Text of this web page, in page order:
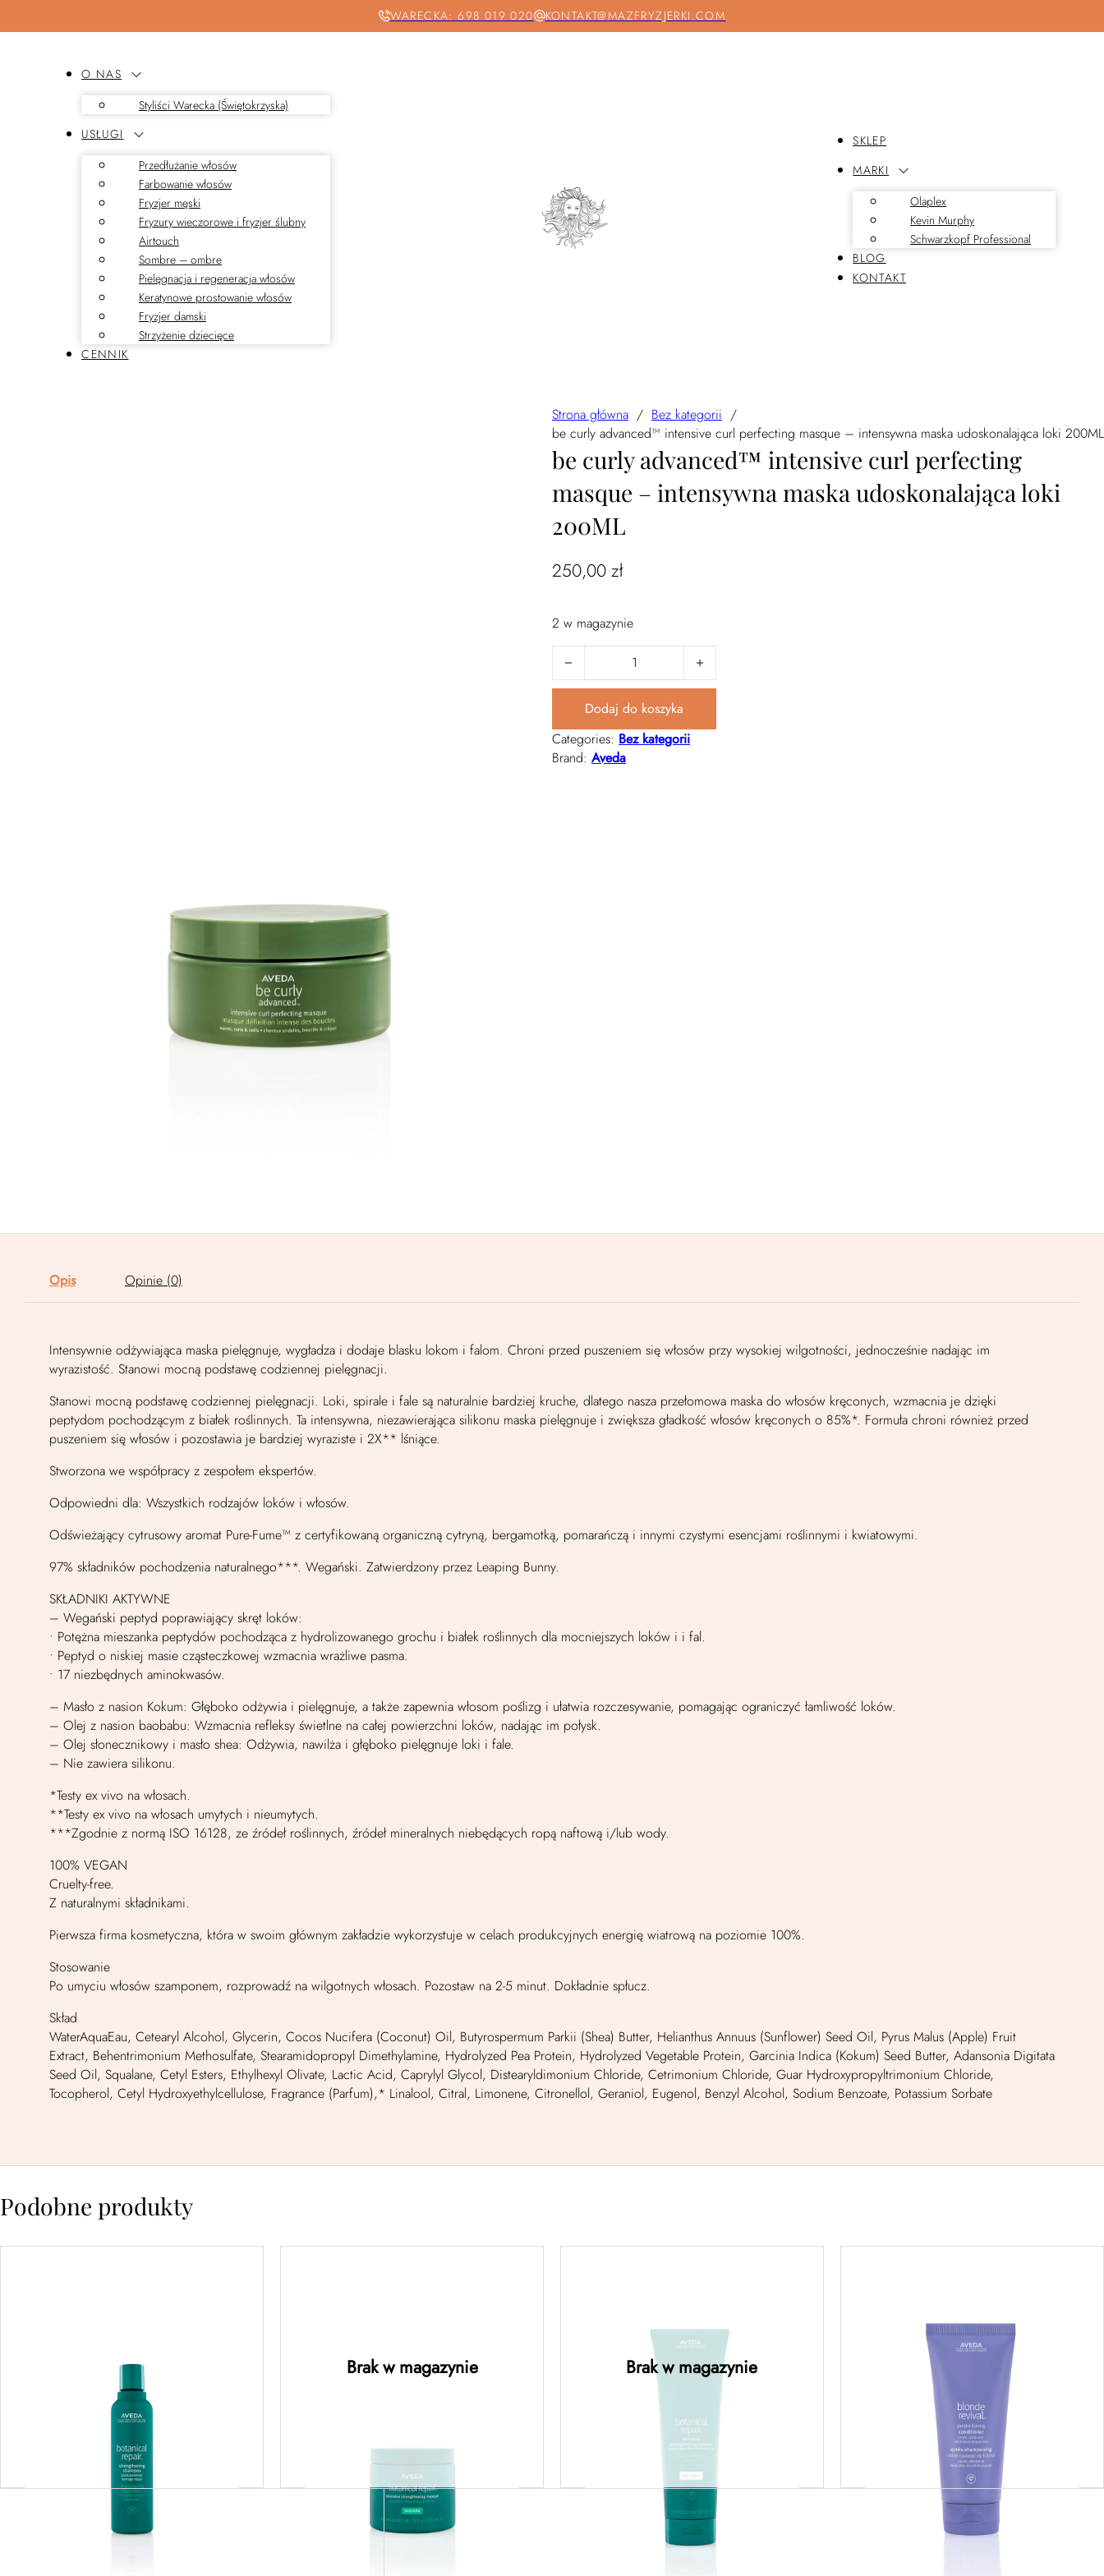
WARECKA: 698 019 020 KONTAKT@MAZFRYZJERKI.COM
O NAS
Styliści Warecka (Świętokrzyska)
USŁUGI
Przedłużanie włosów
Farbowanie włosów
Fryzjer męski
Fryzury wieczorowe i fryzjer ślubny
Airtouch
Sombre – ombre
Pielęgnacja i regeneracja włosów
Keratynowe prostowanie włosów
Fryzjer damski
Strzyżenie dziecięce
CENNIK
SKLEP
MARKI
Olaplex
Kevin Murphy
Schwarzkopf Professional
BLOG
KONTAKT
Strona główna / Bez kategorii /
be curly advanced™ intensive curl perfecting masque – intensywna maska udoskonalająca loki 200ML
be curly advanced™ intensive curl perfecting
masque – intensywna maska udoskonalająca loki
200ML
250,00zł
2 w magazynie
ilość be curly advanced™ intensive curl perfecting masque - intensywna maska udoskonalająca loki
Dodaj do koszyka
Categories: Bez kategorii
Brand: Aveda
Opis Opinie (0)
Intensywnie odżywiająca maska pielęgnuje, wygładza i dodaje blasku lokom i falom. Chroni przed puszeniem się włosów przy wysokiej wilgotności, jednocześnie nadając im
wyrazistość. Stanowi mocną podstawę codziennej pielęgnacji.
Stanowi mocną podstawę codziennej pielęgnacji. Loki, spirale i fale są naturalnie bardziej kruche, dlatego nasza przełomowa maska do włosów kręconych, wzmacnia je dzięki
peptydom pochodzącym z białek roślinnych. Ta intensywna, niezawierająca silikonu maska pielęgnuje i zwiększa gładkość włosów kręconych o 85%*. Formuła chroni również przed
puszeniem się włosów i pozostawia je bardziej wyraziste i 2X** lśniące.
Stworzona we współpracy z zespołem ekspertów.
Odpowiedni dla: Wszystkich rodzajów loków i włosów.
Odświeżający cytrusowy aromat Pure-Fume™ z certyfikowaną organiczną cytryną, bergamotką, pomarańczą i innymi czystymi esencjami roślinnymi i kwiatowymi.
97% składników pochodzenia naturalnego***. Wegański. Zatwierdzony przez Leaping Bunny.
SKŁADNIKI AKTYWNE
– Wegański peptyd poprawiający skręt loków:
• Potężna mieszanka peptydów pochodząca z hydrolizowanego grochu i białek roślinnych dla mocniejszych loków i i fal.
• Peptyd o niskiej masie cząsteczkowej wzmacnia wrażliwe pasma.
• 17 niezbędnych aminokwasów.
– Masło z nasion Kokum: Głęboko odżywia i pielęgnuje, a także zapewnia włosom poślizg i ułatwia rozczesywanie, pomagając ograniczyć łamliwość loków.
– Olej z nasion baobabu: Wzmacnia refleksy świetlne na całej powierzchni loków, nadając im połysk.
– Olej słonecznikowy i masło shea: Odżywia, nawilża i głęboko pielęgnuje loki i fale.
– Nie zawiera silikonu.
*Testy ex vivo na włosach.
**Testy ex vivo na włosach umytych i nieumytych.
***Zgodnie z normą ISO 16128, ze źródeł roślinnych, źródeł mineralnych niebędących ropą naftową i/lub wody.
100% VEGAN
Cruelty-free.
Z naturalnymi składnikami.
Pierwsza firma kosmetyczna, która w swoim głównym zakładzie wykorzystuje w celach produkcyjnych energię wiatrową na poziomie 100%.
Stosowanie
Po umyciu włosów szamponem, rozprowadź na wilgotnych włosach. Pozostaw na 2-5 minut. Dokładnie spłucz.
Skład
WaterAquaEau, Cetearyl Alcohol, Glycerin, Cocos Nucifera (Coconut) Oil, Butyrospermum Parkii (Shea) Butter, Helianthus Annuus (Sunflower) Seed Oil, Pyrus Malus (Apple) Fruit
Extract, Behentrimonium Methosulfate, Stearamidopropyl Dimethylamine, Hydrolyzed Pea Protein, Hydrolyzed Vegetable Protein, Garcinia Indica (Kokum) Seed Butter, Adansonia Digitata
Seed Oil, Squalane, Cetyl Esters, Ethylhexyl Olivate, Lactic Acid, Caprylyl Glycol, Distearyldimonium Chloride, Cetrimonium Chloride, Guar Hydroxypropyltrimonium Chloride,
Tocopherol, Cetyl Hydroxyethylcellulose, Fragrance (Parfum),* Linalool, Citral, Limonene, Citronellol, Geraniol, Eugenol, Benzyl Alcohol, Sodium Benzoate, Potassium Sorbate
Podobne produkty
115,00
Dodaj do koszyka
regenerująca maska o
bogatej formule 450ML
Brak w magazynie
masque: light –
regenerująca maska o
lekkiej formule 350ML
Dowiedz się więcej
Brak w magazynie
odżywka tonująca do
włosów blond 200ML
Dodaj do koszyka